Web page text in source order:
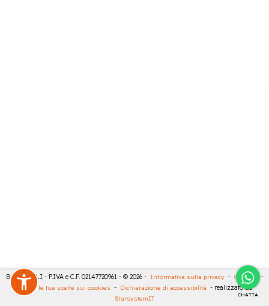
CHATTA
BARTESELLI - P.IVA e C.F. 02147720961 - © 2026 - Informativa sulla privacy - Cookies
-
Rivedi le tue scelte sui cookies - Dichiarazione di accessibilità - realizzato da
StarsystemIT